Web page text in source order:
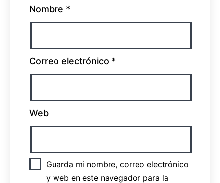
Nombre *
Correo electrónico *
Web
Guarda mi nombre, correo electrónico
y web en este navegador para la